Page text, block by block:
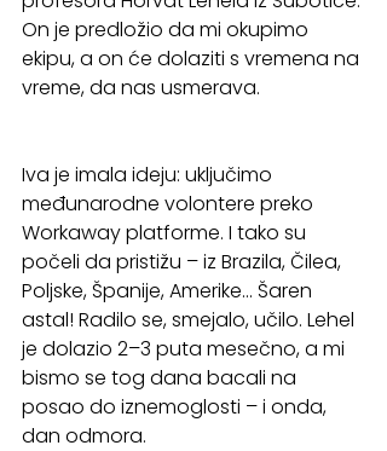
On je predložio da mi okupimo
ekipu, a on će dolaziti s vremena na
vreme, da nas usmerava.
Iva je imala ideju: uključimo
međunarodne volontere preko
Workaway platforme. I tako su
počeli da pristižu – iz Brazila, Čilea,
Poljske, Španije, Amerike... Šaren
astal! Radilo se, smejalo, učilo. Lehel
je dolazio 2–3 puta mesečno, a mi
bismo se tog dana bacali na
posao do iznemoglosti – i onda,
dan odmora.